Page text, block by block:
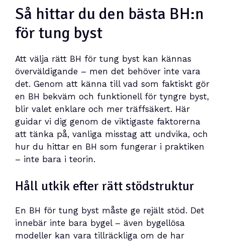
Så hittar du den bästa BH:n
för tung byst
Att välja rätt BH för tung byst kan kännas
överväldigande – men det behöver inte vara
det. Genom att känna till vad som faktiskt gör
en BH bekväm och funktionell för tyngre byst,
blir valet enklare och mer träffsäkert. Här
guidar vi dig genom de viktigaste faktorerna
att tänka på, vanliga misstag att undvika, och
hur du hittar en BH som fungerar i praktiken
– inte bara i teorin.
Håll utkik efter rätt stödstruktur
En BH för tung byst måste ge rejält stöd. Det
innebär inte bara bygel – även bygellösa
modeller kan vara tillräckliga om de har